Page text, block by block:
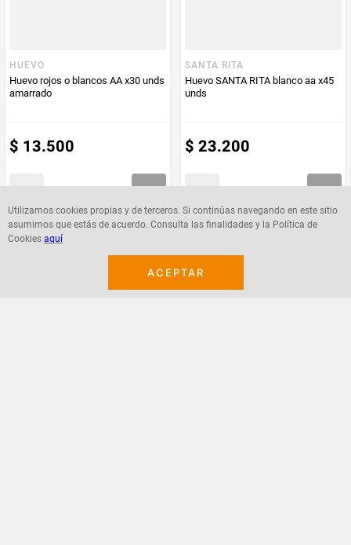
Utilizamos cookies propias y de terceros. Si continúas navegando en este sitio
asumimos que estás de acuerdo. Consulta las finalidades y la Política de
Cookies aquí
ACEPTAR
HUEVO
Huevo rojos o blancos AA x30 unds
amarrado
$ 13.500
SANTA RITA
Huevo SANTA RITA blanco aa x45
unds
$ 23.200